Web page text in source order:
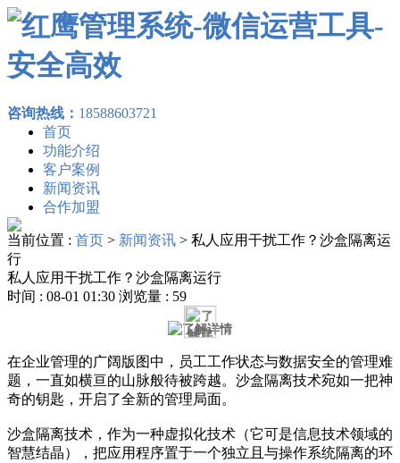
咨询热线： 18588603721
首页
功能介绍
客户案例
新闻资讯
合作加盟
当前位置 : 首页 > 新闻资讯 > 私人应用干扰工作？沙盒隔离运
行
私人应用干扰工作？沙盒隔离运行
时间 : 08-01 01:30 浏览量 : 59
在企业管理的广阔版图中，员工工作状态与数据安全的管理难
题，一直如横亘的山脉般待被跨越。沙盒隔离技术宛如一把神
奇的钥匙，开启了全新的管理局面。
沙盒隔离技术，作为一种虚拟化技术（它可是信息技术领域的
智慧结晶），把应用程序置于一个独立且与操作系统隔离的环